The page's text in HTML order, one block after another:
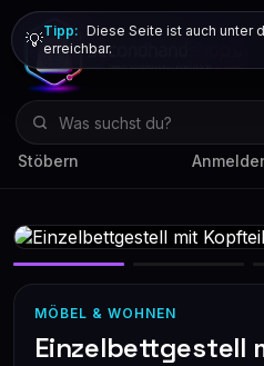
Stöbern
💡Tipp: Diese Seite ist auch unter
erreichbar.
MÖBEL & WOHNEN
Einzelbettgestell